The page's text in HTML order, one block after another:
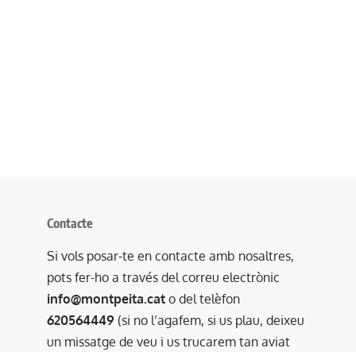
Contacte
Si vols posar-te en contacte amb nosaltres,
pots fer-ho a través del correu electrònic
info@montpeita.cat o del telèfon
620564449 (si no l’agafem, si us plau, deixeu
un missatge de veu i us trucarem tan aviat